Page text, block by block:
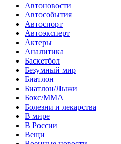
Автоновости
Автособытия
Автоспорт
Автоэксперт
Актеры
Аналитика
Баскетбол
Безумный мир
Биатлон
Биатлон/Лыжи
Бокс/MMA
Болезни и лекарства
В мире
В России
Вещи